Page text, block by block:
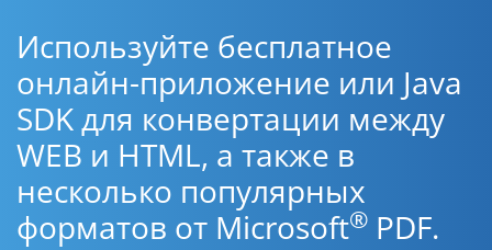
Используйте бесплатное
онлайн-приложение или Java
SDK для конвертации между
WEB и HTML, а также в
несколько популярных
форматов от Microsoft® PDF.